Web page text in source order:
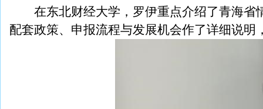
在东北财经大学，罗伊重点介绍了青海
配套政策、申报流程与发展机会作了详细说明